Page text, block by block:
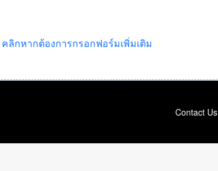
คลิกหากต้องการกรอกฟอร์มเพิ่มเติม
Contact Us